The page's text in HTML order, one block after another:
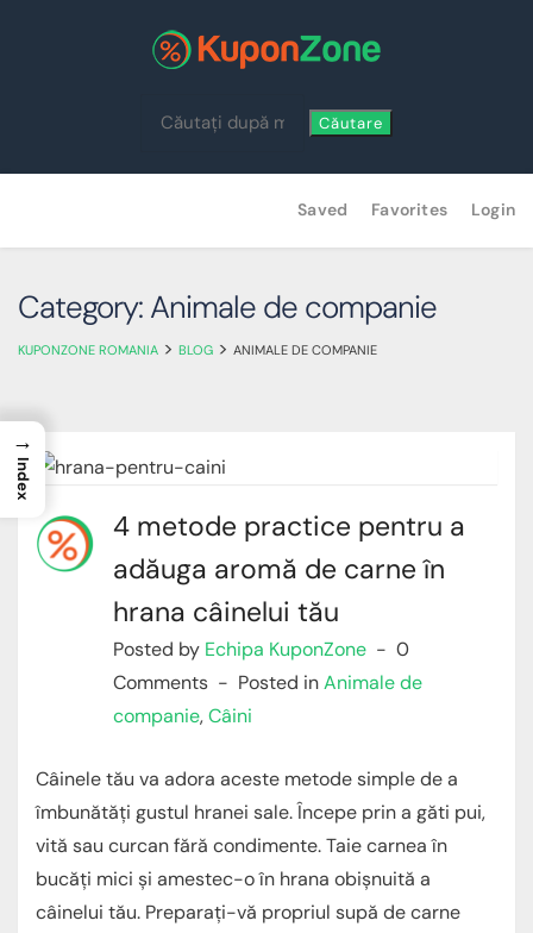
Căutare
content
Saved Favorites Login
Category: Animale de companie
KUPONZONE ROMANIA > BLOG > ANIMALE DE COMPANIE
4 metode practice pentru a
adăuga aromă de carne în
hrana câinelui tău
Posted by Echipa KuponZone
0
Comments
Posted inAnimale de
companie,Câini
Câinele tău va adora aceste metode simple de a
îmbunătăți gustul hranei sale. Începe prin a găti pui,
vită sau curcan fără condimente. Taie carnea în
bucăți mici și amestec-o în hrana obișnuită a
câinelui tău. Preparați-vă propriul supă de carne
→
Index